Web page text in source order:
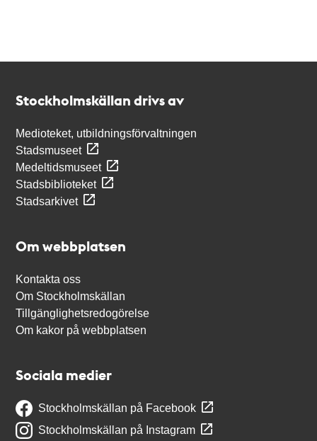
Stockholmskällan drivs av
Medioteket, utbildningsförvaltningen
Stadsmuseet
Medeltidsmuseet
Stadsbiblioteket
Stadsarkivet
Om webbplatsen
Kontakta oss
Om Stockholmskällan
Tillgänglighetsredogörelse
Om kakor på webbplatsen
Sociala medier
Stockholmskällan på Facebook
Stockholmskällan på Instagram